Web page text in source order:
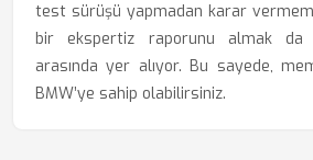
test sürüşü yapmadan karar
bir ekspertiz raporunu almak da
arasında yer alıyor. Bu sayede,
BMW’ye sahip olabilirsiniz.